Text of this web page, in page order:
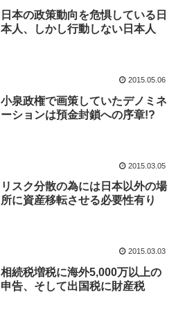
日本の政策動向を危惧している日
本人、しかし行動しない日本人
2015.05.06
小泉政権で画策していたデノミネ
ーションは預金封鎖への序章!?
2015.03.05
リスク分散の為には日本以外の場
所に資産移転させる必要性有り
2015.03.03
相続税増税に海外5,000万以上の
申告、そして出国税に財産税